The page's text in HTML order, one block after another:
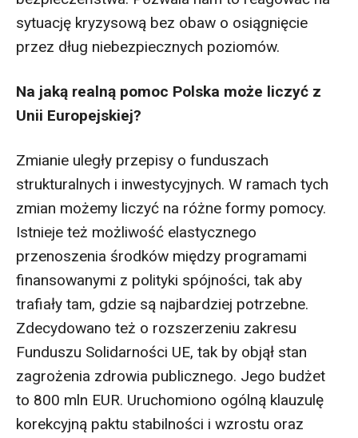
sytuację kryzysową bez obaw o osiągnięcie
przez dług niebezpiecznych poziomów.
Na jaką realną pomoc Polska może liczyć z
Unii Europejskiej?
Zmianie uległy przepisy o funduszach
strukturalnych i inwestycyjnych. W ramach tych
zmian możemy liczyć na różne formy pomocy.
Istnieje też możliwość elastycznego
przenoszenia środków między programami
finansowanymi z polityki spójności, tak aby
trafiały tam, gdzie są najbardziej potrzebne.
Zdecydowano też o rozszerzeniu zakresu
Funduszu Solidarności UE, tak by objął stan
zagrożenia zdrowia publicznego. Jego budżet
to 800 mln EUR. Uruchomiono ogólną klauzulę
korekcyjną paktu stabilności i wzrostu oraz